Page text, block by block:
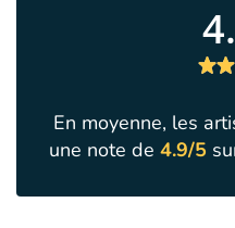
dans tout le Morbihan
Contactez nous pour
En moyenne, les
une note de 4.9/5